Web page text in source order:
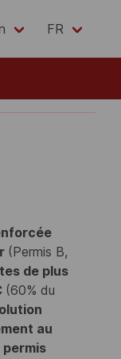
FR
(Permis B,
de plus
(60% du
au
permis